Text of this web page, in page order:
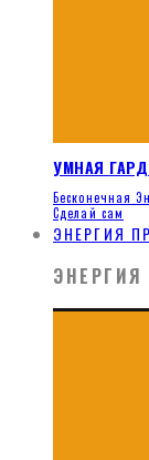
УМНАЯ
Бесконечная
Сделай сам
ЭНЕРГИЯ